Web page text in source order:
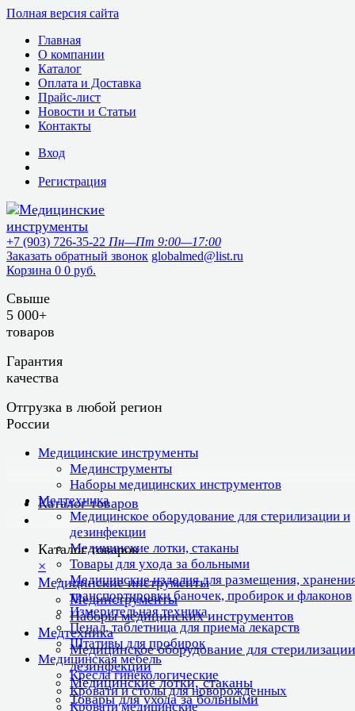
Полная версия сайта
Главная
О компании
Каталог
Оплата и Доставка
Прайс-лист
Новости и Статьи
Контакты
Вход
Регистрация
+7 (903) 726-35-22 Пн—Пт 9:00—17:00
Заказать обратный звонок globalmed@list.ru
Корзина 0 0 руб.
Свыше
5 000+
товаров
Гарантия
качества
Отгрузка в любой регион
России
Медицинские инструменты
Мединструменты
Наборы медицинских инструментов
Медтехника
Медицинское оборудование для стерилизации и
дезинфекции
Медицинские лотки, стаканы
Товары для ухода за больными
Медицинские изделия для размещения,
транспортировки баночек, пробирок и флаконов
Измерительная техника
Пенал, таблетница для приема лекарств
Штативы для пробирок
Медицинская мебель
Кресла гинекологические
Кровати и столы для новорожденных
Кровати медицинские
Каталог товаров
Каталог товаров
×
Медицинские инструменты
Мединструменты
Наборы медицинских инструментов
Медтехника
Медицинское оборудование для
дезинфекции
Медицинские лотки, стаканы
Товары для ухода за больными